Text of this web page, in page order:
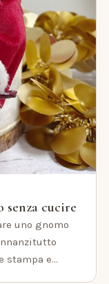
senza cucire
uno gnomo
stampa e…